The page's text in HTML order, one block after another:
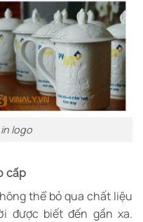
logo
cấp
thể bỏ qua chất liệu
được biết đến gần xa.